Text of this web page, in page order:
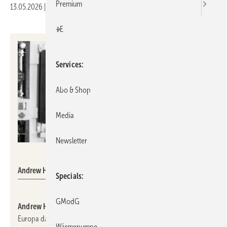
13.05.2026 Druckvorschau
Andrew Harrop
Andrew Harropverstärkt als Sales Enablement Director für
Europa das Team von
Premium
+E
Services
Abo & Shop
Media
Newsletter
Specials
GModG